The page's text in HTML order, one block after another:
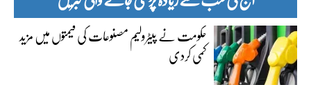
حکومت نے پیٹرولیم مصنوعات کی قیمتوں میں مزید
کمی کردی